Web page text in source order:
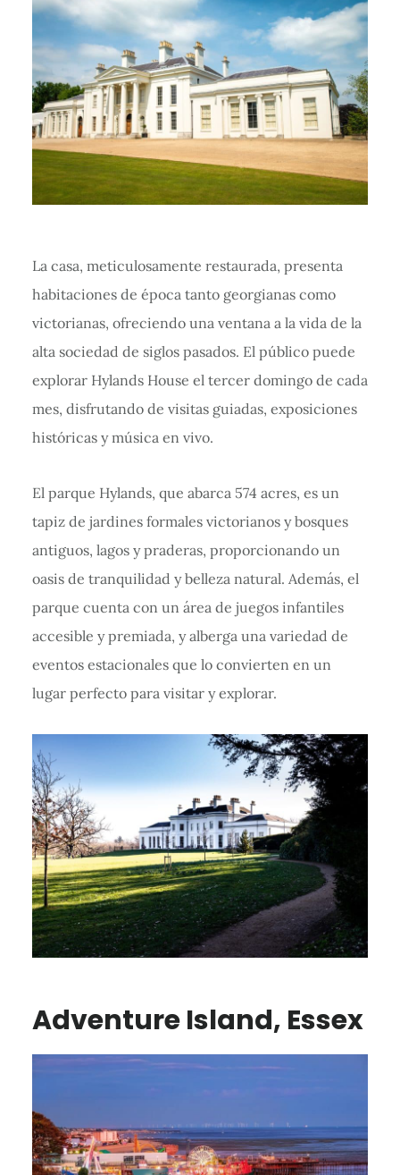
La casa, meticulosamente restaurada, presenta
habitaciones de época tanto georgianas como
victorianas, ofreciendo una ventana a la vida de la
alta sociedad de siglos pasados. El público puede
explorar Hylands House el tercer domingo de cada
mes, disfrutando de visitas guiadas, exposiciones
históricas y música en vivo.
El parque Hylands, que abarca 574 acres, es un
tapiz de jardines formales victorianos y bosques
antiguos, lagos y praderas, proporcionando un
oasis de tranquilidad y belleza natural. Además, el
parque cuenta con un área de juegos infantiles
accesible y premiada, y alberga una variedad de
eventos estacionales que lo convierten en un
lugar perfecto para visitar y explorar.
Adventure Island, Essex